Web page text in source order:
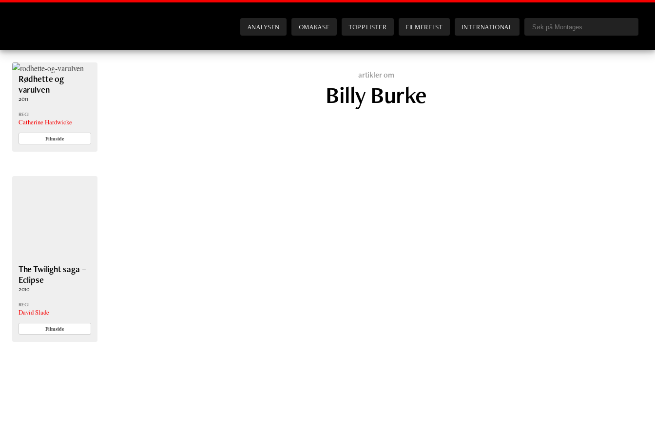
ANALYSEN OMAKASE TOPPLISTER FILMFRELST INTERNATIONAL
Rødhette og
varulven
2011
REGI
Catherine Hardwicke
Filmside
The Twilight saga –
Eclipse
2010
REGI
David Slade
Filmside
artikler om
Billy Burke